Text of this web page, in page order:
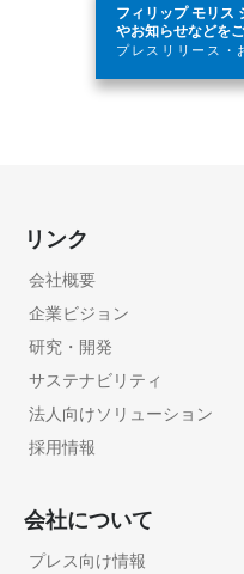
フィリップ モリス
やお知らせなどを
プレスリリース・
リンク
会社概要
企業ビジョン
研究・開発
サステナビリティ
法人向けソリューション
採用情報
会社について
プレス向け情報